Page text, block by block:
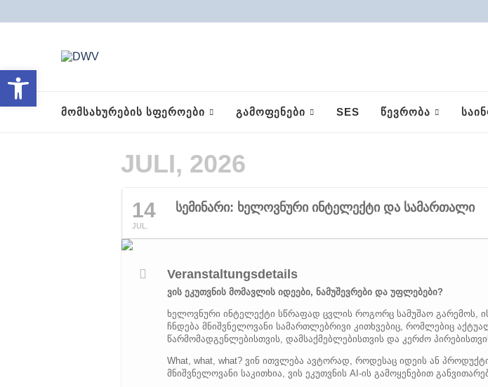
ᲛᲝᲛᲡᲐᲮᲣᲠᲔᲑᲘᲡ ᲡᲤᲔᲠᲝᲔᲑᲘ ᲒᲐᲛᲝᲤᲔᲜᲔᲑᲘ SES ᲬᲔᲕᲠᲝᲑᲐ
JULI, 2026
14
JUL.
სემინარი: ხელოვნური ინტელექტი და სამართალი
Veranstaltungsdetails
ვის ეკუთვნის მომავლის იდეები, ნამუშევრები და უფლებები?
ხელოვნური ინტელექტი სწრაფად ცვლის როგორც სამუშაო გარემოს,
ჩნდება მნიშვნელოვანი სამართლებრივი კითხვებიც, რომლებიც
წარმომადგენლებისთვის, დამსაქმებლებისთვის და კერძო
What, what, what? ვინ ითვლება ავტორად, როდესაც იდეის ან
მნიშვნელოვანი საკითხია, ვის ეკუთვნის AI-ის გამოყენებით
Open toolbar